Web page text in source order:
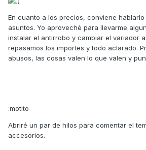
En cuanto a los precios, conviene
asuntos. Yo aproveché para llevarme
instalar el antirrobo y cambiar el variador
repasamos los importes y todo aclarado.
abusos, las cosas valen lo que valen y
:motito
Abriré un par de hilos para comentar el
accesorios.